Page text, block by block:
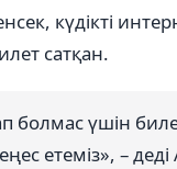
күдікті
сатқан.
болмас үшін
етеміз», –